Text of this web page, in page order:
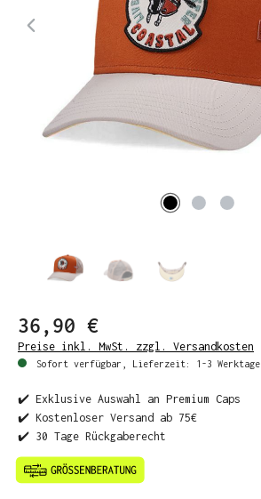
36,90 €
Preise inkl. MwSt. zzgl. Versandkosten
Sofort verfügbar, Lieferzeit: 1-3 Werktage
✔️ Exklusive Auswahl an Premium Caps
✔️ Kostenloser Versand ab 75€
✔️ 30 Tage Rückgaberecht